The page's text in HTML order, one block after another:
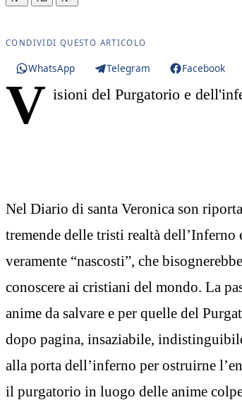
CONDIVIDI QUESTO ARTICOLO
WhatsApp Telegram Facebook
V isioni del Purgatorio e
Nel Diario di santa Veronica son
tremende delle tristi realtà dell’Inferno
veramente “nascosti”, che
conoscere ai cristiani del mondo. La
anime da salvare e per quelle del
dopo pagina, insaziabile,
alla porta dell’inferno per ostruirne
il purgatorio in luogo delle anime